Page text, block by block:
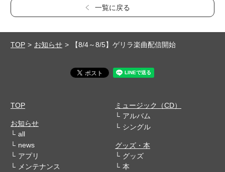
一覧に戻る
TOP お知らせ 【8/4～8/5】ゲリラ楽曲配信開始
TOP
お知らせ
all
news
アプリ
メンテナンス
ミュージック（CD）
アルバム
シングル
グッズ・本
グッズ
本